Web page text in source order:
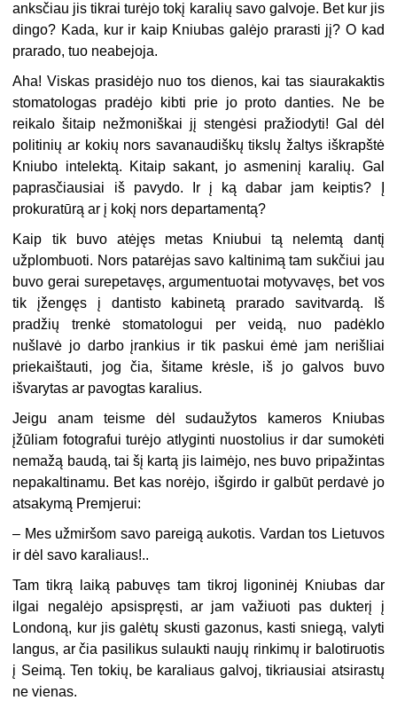
anksčiau jis tikrai turėjo tokį karalių savo galvoje. Bet kur jis
dingo? Kada, kur ir kaip Kniubas galėjo prarasti jį? O kad
prarado, tuo neabejoja.
Aha! Viskas prasidėjo nuo tos dienos, kai tas siaurakaktis
stomatologas pradėjo kibti prie jo proto danties. Ne be
reikalo šitaip nežmoniškai jį stengėsi pražiodyti! Gal dėl
politinių ar kokių nors savanaudiškų tikslų žaltys iškrapštė
Kniubo intelektą. Kitaip sakant, jo asmeninį karalių. Gal
paprasčiausiai iš pavydo. Ir į ką dabar jam keiptis? Į
prokuratūrą ar į kokį nors departamentą?
Kaip tik buvo atėjęs metas Kniubui tą nelemtą dantį
užplombuoti. Nors patarėjas savo kaltinimą tam sukčiui jau
buvo gerai surepetavęs, argumentuotai motyvavęs, bet vos
tik įžengęs į dantisto kabinetą prarado savitvardą. Iš
pradžių trenkė stomatologui per veidą, nuo padėklo
nušlavė jo darbo įrankius ir tik paskui ėmė jam nerišliai
priekaištauti, jog čia, šitame krėsle, iš jo galvos buvo
išvarytas ar pavogtas karalius.
Jeigu anam teisme dėl sudaužytos kameros Kniubas
įžūliam fotografui turėjo atlyginti nuostolius ir dar sumokėti
nemažą baudą, tai šį kartą jis laimėjo, nes buvo pripažintas
nepakaltinamu. Bet kas norėjo, išgirdo ir galbūt perdavė jo
atsakymą Premjerui:
– Mes užmiršom savo pareigą aukotis. Vardan tos Lietuvos
ir dėl savo karaliaus!..
Tam tikrą laiką pabuvęs tam tikroj ligoninėj Kniubas dar
ilgai negalėjo apsispręsti, ar jam važiuoti pas dukterį į
Londoną, kur jis galėtų skusti gazonus, kasti sniegą, valyti
langus, ar čia pasilikus sulaukti naujų rinkimų ir balotiruotis
į Seimą. Ten tokių, be karaliaus galvoj, tikriausiai atsirastų
ne vienas.